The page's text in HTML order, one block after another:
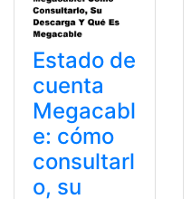
Estado de
cuenta
Megacabl
e: cómo
consultarl
o, su